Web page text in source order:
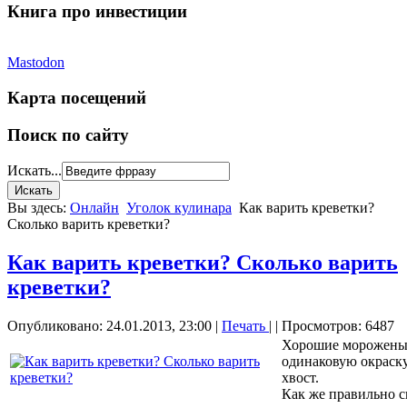
Книга про инвестиции
Mastodon
Карта посещений
Поиск по сайту
Искать...
Вы здесь: Онлайн Уголок кулинара Как варить креветки?
Сколько варить креветки?
Как варить креветки? Сколько варить
креветки?
Опубликовано: 24.01.2013, 23:00 | Печать | | Просмотров: 6487
Хорошие
одинаковую
хвост.
Как же правильно